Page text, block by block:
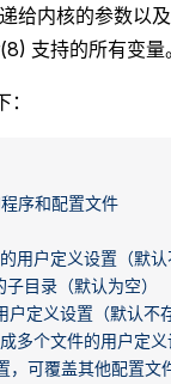
给内核的参数以
支持的所有变量
序和配置文件
用户定义设置（默
目录（默认为空）
户定义设置（默认不
多个文件的用户定
，可覆盖其他配置文